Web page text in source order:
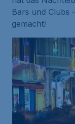
Bars und Clubs
gemacht!